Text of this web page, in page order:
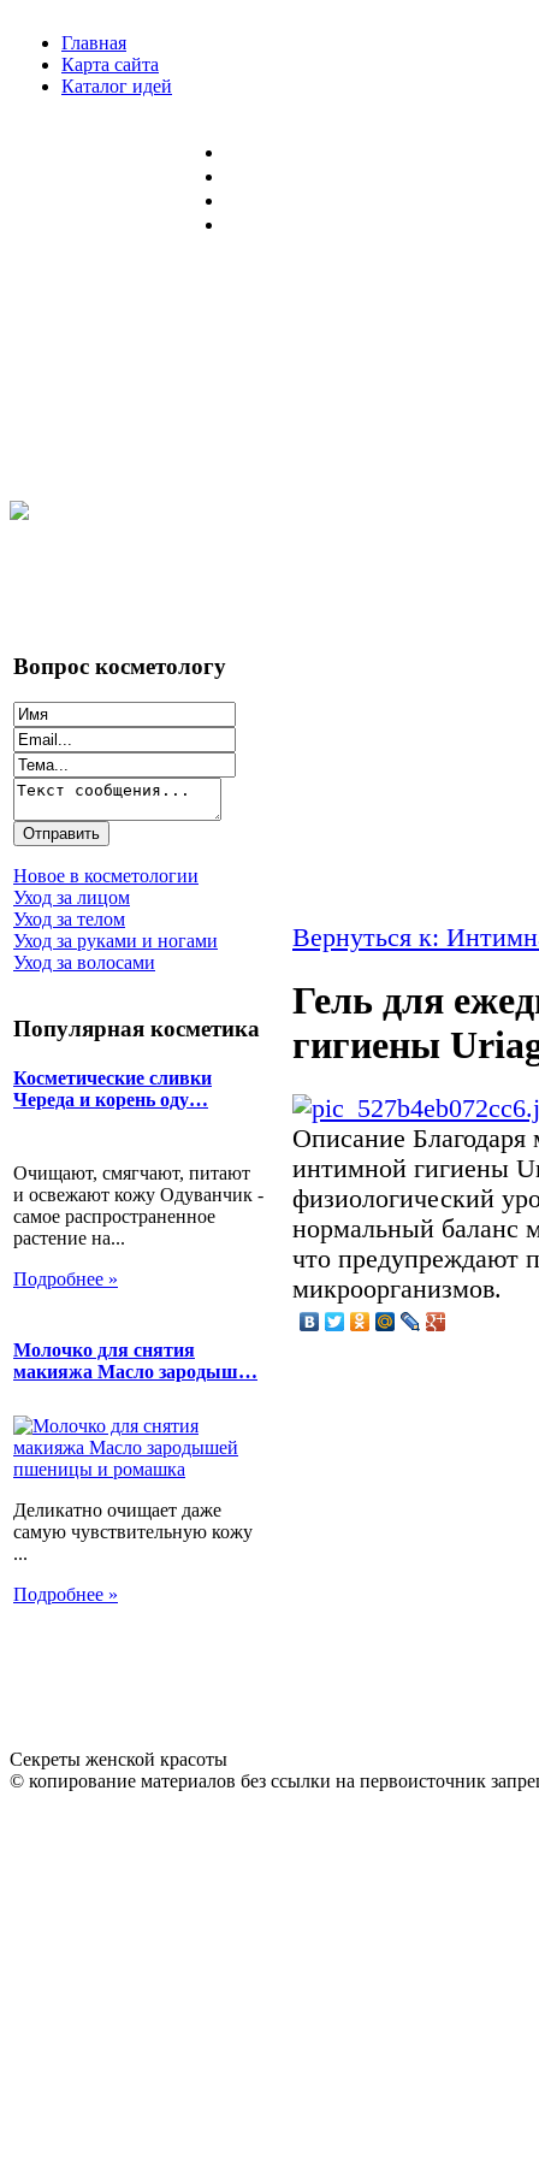
Главная
Карта сайта
Каталог идей
Вопрос косметологу
Новое в косметологии
Уход за лицом
Уход за телом
Уход за руками и ногами
Уход за волосами
Популярная косметика
Косметические сливки
Череда и корень оду…
Очищают, смягчают, питают
и освежают кожу Одуванчик -
самое распространенное
растение на...
Подробнее »
Молочко для снятия
макияжа Масло зародыш…
Деликатно очищает даже
самую чувствительную кожу
...
Подробнее »
Вернуться к:
Гель для
гигиены
Описание Благодаря
интимной гигиены
физиологический
нормальный баланс
что предупреждают
микроорганизмов.
Секреты женской красоты
© копирование материалов без ссылки на первоисточник